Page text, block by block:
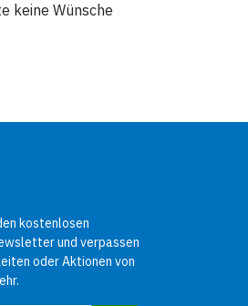
keine Wünsche
kostenlosen
und verpassen
oder Aktionen von